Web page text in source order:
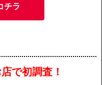
チラ
で初調査！